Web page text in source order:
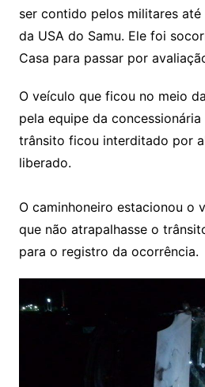
ser contido pelos militares
da USA do Samu. Ele foi
Casa para passar por
O veículo que ficou no meio
pela equipe da concessionária
trânsito ficou interditado por
liberado.
O caminhoneiro estacionou o
que não atrapalhasse o
para o registro da